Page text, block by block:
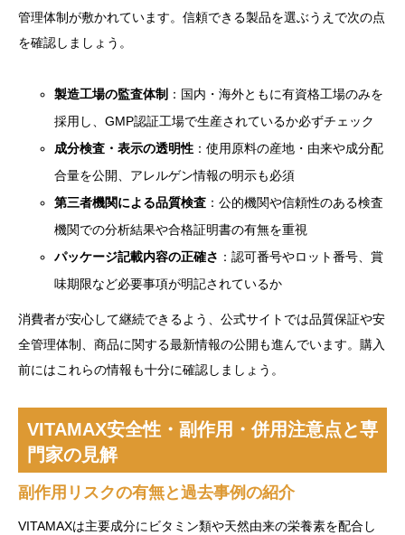
管理体制が敷かれています。信頼できる製品を選ぶうえで次の点
を確認しましょう。
製造工場の監査体制 ：国内・海外ともに有資格工場のみを
採用し、GMP認証工場で生産されているか必ずチェック
成分検査・表示の透明性 ：使用原料の産地・由来や成分配
合量を公開、アレルゲン情報の明示も必須
第三者機関による品質検査 ：公的機関や信頼性のある検査
機関での分析結果や合格証明書の有無を重視
パッケージ記載内容の正確さ ：認可番号やロット番号、賞
味期限など必要事項が明記されているか
消費者が安心して継続できるよう、公式サイトでは品質保証や安
全管理体制、商品に関する最新情報の公開も進んでいます。購入
前にはこれらの情報も十分に確認しましょう。
VITAMAX安全性・副作用・併用注意点と専
門家の見解
副作用リスクの有無と過去事例の紹介
VITAMAXは主要成分にビタミン類や天然由来の栄養素を配合し